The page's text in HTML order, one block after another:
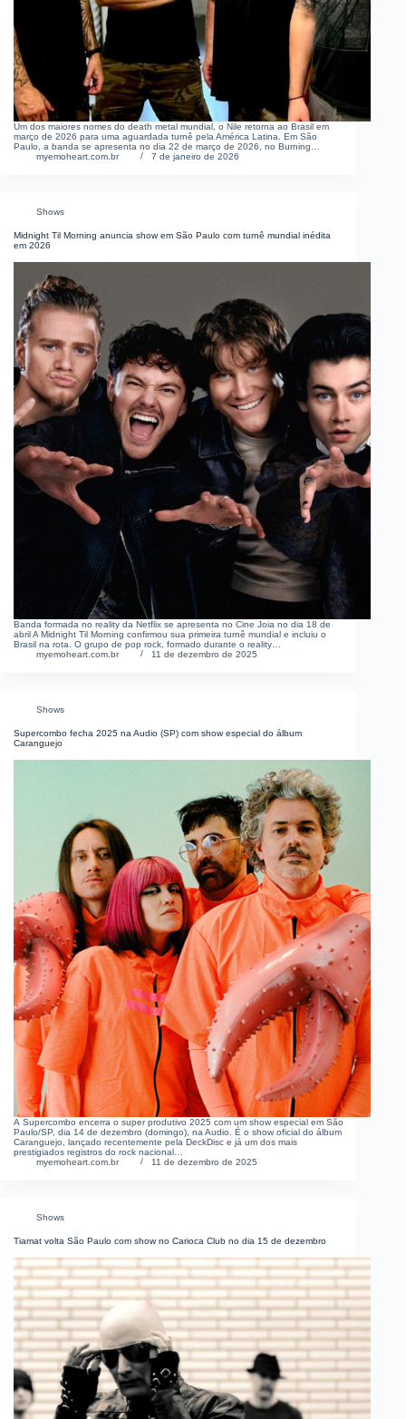
Um dos maiores nomes do death metal mundial, o Nile retorna ao Brasil em
março de 2026 para uma aguardada turnê pela América Latina. Em São
Paulo, a banda se apresenta no dia 22 de março de 2026, no Burning…
myemoheart.com.br
7 de janeiro de 2026
Shows
Midnight Til Morning anuncia show em São Paulo com turnê mundial inédita
em 2026
Banda formada no reality da Netflix se apresenta no Cine Joia no dia 18 de
abril A Midnight Til Morning confirmou sua primeira turnê mundial e incluiu o
Brasil na rota. O grupo de pop rock, formado durante o reality…
myemoheart.com.br
11 de dezembro de 2025
Shows
Supercombo fecha 2025 na Audio (SP) com show especial do álbum
Caranguejo
A Supercombo encerra o super produtivo 2025 com um show especial em São
Paulo/SP, dia 14 de dezembro (domingo), na Audio. É o show oficial do álbum
Caranguejo, lançado recentemente pela DeckDisc e já um dos mais
prestigiados registros do rock nacional…
myemoheart.com.br
11 de dezembro de 2025
Shows
Tiamat volta São Paulo com show no Carioca Club no dia 15 de dezembro